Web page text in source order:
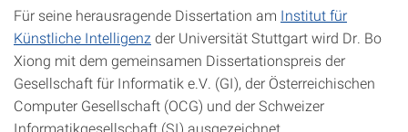
Für seine herausragende Dissertation am Institut für
Künstliche Intelligenz der Universität Stuttgart wird Dr. Bo
Xiong mit dem gemeinsamen Dissertationspreis der
Gesellschaft für Informatik e.V. (GI), der Österreichischen
Computer Gesellschaft (OCG) und der Schweizer
Informatikgesellschaft (SI) ausgezeichnet.